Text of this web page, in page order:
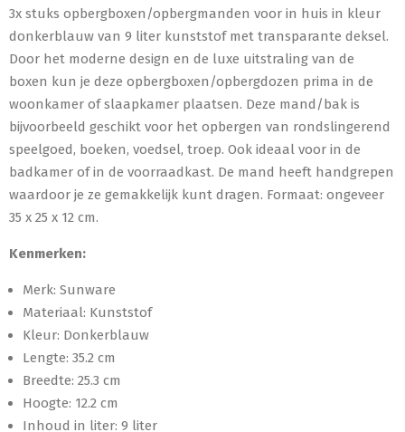
3x stuks opbergboxen/opbergmanden voor in huis in kleur
donkerblauw van 9 liter kunststof met transparante deksel.
Door het moderne design en de luxe uitstraling van de
boxen kun je deze opbergboxen/opbergdozen prima in de
woonkamer of slaapkamer plaatsen. Deze mand/bak is
bijvoorbeeld geschikt voor het opbergen van rondslingerend
speelgoed, boeken, voedsel, troep. Ook ideaal voor in de
badkamer of in de voorraadkast. De mand heeft handgrepen
waardoor je ze gemakkelijk kunt dragen. Formaat: ongeveer
35 x 25 x 12 cm.
Kenmerken:
Merk: Sunware
Materiaal: Kunststof
Kleur: Donkerblauw
Lengte: 35.2 cm
Breedte: 25.3 cm
Hoogte: 12.2 cm
Inhoud in liter: 9 liter